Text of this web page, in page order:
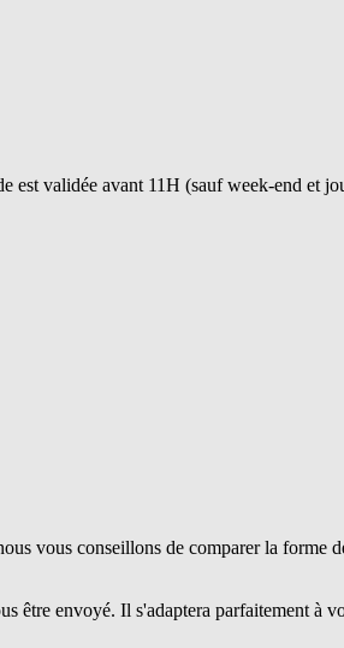
est validée avant 11H (sauf week-end et
vous conseillons de comparer la forme
être envoyé. Il s'adaptera parfaitement à